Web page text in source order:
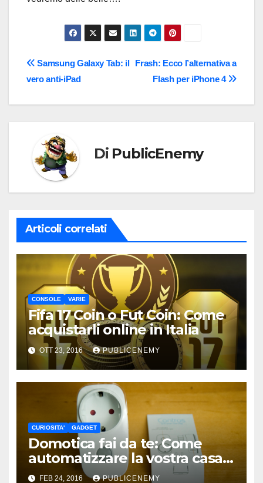
NavigazioneFrash: Ecco l’alternativa a
Flash per iPhone 4
Samsung Galaxy Tab: il
vero anti-iPad
Di PublicEnemy
Articoli correlati
CONSOLE VARIE
Fifa 17 Coin o Fut Coin: Come
acquistarli online in Italia
OTT 23, 2016 PUBLICENEMY
CURIOSITA' GADGET
Domotica fai da te: Come
automatizzare la vostra casa
spendendo poco
FEB 24, 2016 PUBLICENEMY